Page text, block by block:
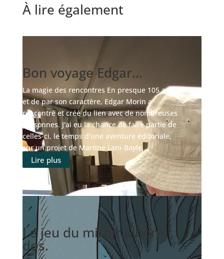
À lire également
Bon voyage Edgar…
La magie des rencontres En presque 105 ans,
et de par son caractère, Edgar Morin a
rencontré et créé du lien avec de nombreuses
personnes. J'ai eu la chance de faire partie de
celles-ci, le temps d'une aventure éditoriale,
sur un projet de Martine Lani-Bayle,...
Lire plus
Le jeu du miroir a bon
dos.